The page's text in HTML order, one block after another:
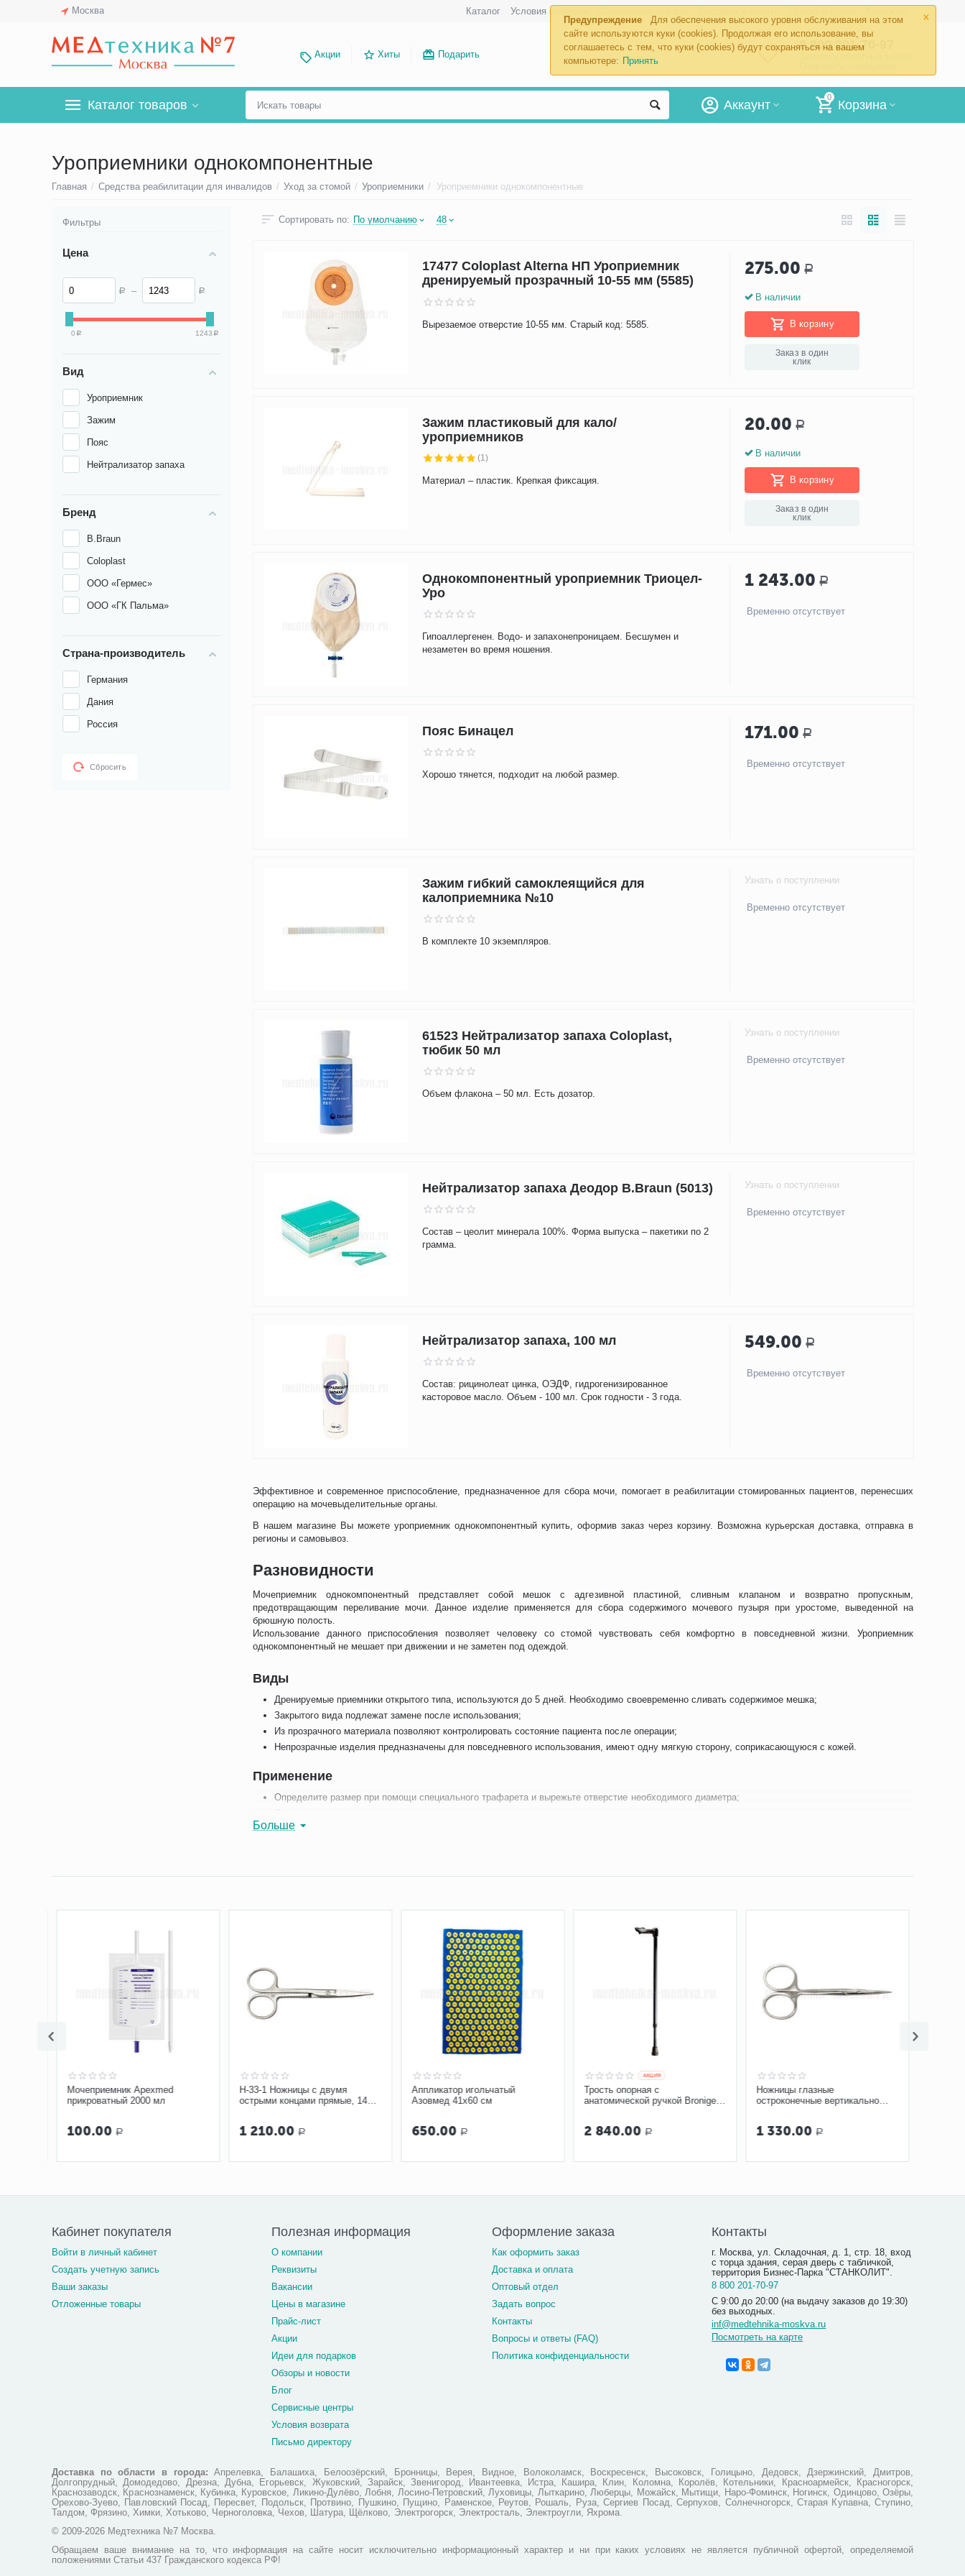
×
Предупреждение
Для обеспечения высокого уровня обслуживания на этом
сайте используются куки (cookies). Продолжая его использование, вы
соглашаетесь с тем, что куки (cookies) будут сохраняться на вашем
компьютере: Принять
Москва Каталог Условия возврата
Акции Хиты Подарить
8 800 201-70-97
Каталог товаров
0
Корзина
Аккаунт
Уроприемники однокомпонентные
Главная / Средства реабилитации для инвалидов / Уход за стомой / Уроприемники / Уроприемники однокомпонентные
Эффективное и современное приспособление, предназначенное для сбора мочи, помогает в реабилитации стомированных пациентов, перенесших
операцию на мочевыделительные органы.
В нашем магазине Вы можете уроприемник однокомпонентный купить, оформив заказ через корзину. Возможна курьерская доставка, отправка в
регионы и самовывоз.
Разновидности
Мочеприемник однокомпонентный представляет собой мешок с адгезивной пластиной, сливным клапаном и возвратно пропускным,
предотвращающим переливание мочи. Данное изделие применяется для сбора содержимого мочевого пузыря при уростоме, выведенной на
брюшную полость.
Использование данного приспособления позволяет человеку со стомой чувствовать себя комфортно в повседневной жизни. Уроприемник
однокомпонентный не мешает при движении и не заметен под одеждой.
Виды
Дренируемые приемники открытого типа, используются до 5 дней. Необходимо своевременно сливать содержимое мешка;
Закрытого вида подлежат замене после использования;
Из прозрачного материала позволяют контролировать состояние пациента после операции;
Непрозрачные изделия предназначены для повседневного использования, имеют одну мягкую сторону, соприкасающуюся с кожей.
Применение
Определите размер при помощи специального трафарета и вырежьте отверстие необходимого диаметра;
Снимите защитное покрытие с пластины и приклеивайте ее снизу вверх, совместив нижние края отверстия и стомы;
нескольких дней, что позволяет избежать частого отклеивания и травмирования кожи вокруг уростомы.
Больше
Сортировать по: По умолчанию 48
17477 Coloplast Alterna НП Уроприемник
дренируемый прозрачный 10-55 мм (5585)
Вырезаемое отверстие 10-55 мм. Старый код: 5585.
275.00 Р
В наличии
В корзину
Заказ в один
клик
Зажим пластиковый для кало/
уроприемников
(1)
Материал – пластик. Крепкая фиксация.
20.00 Р
В наличии
В корзину
Заказ в один
клик
Однокомпонентный уроприемник Триоцел-
Уро
Гипоаллергенен. Водо- и запахонепроницаем. Бесшумен и
незаметен во время ношения.
1 243.00 Р
Временно отсутствует
Пояс Бинацел
Хорошо тянется, подходит на любой размер.
171.00 Р
Временно отсутствует
Зажим гибкий самоклеящийся для
калоприемника №10
В комплекте 10 экземпляров.
Узнать о поступлении
Временно отсутствует
61523 Нейтрализатор запаха Coloplast,
тюбик 50 мл
Объем флакона – 50 мл. Есть дозатор.
Узнать о поступлении
Временно отсутствует
Нейтрализатор запаха Деодор B.Braun (5013)
Состав – цеолит минерала 100%. Форма выпуска – пакетики по 2
грамма.
Узнать о поступлении
Временно отсутствует
Нейтрализатор запаха, 100 мл
Состав: рицинолеат цинка, ОЭДФ, гидрогенизированное
касторовое масло. Объем - 100 мл. Срок годности - 3 года.
549.00 Р
Временно отсутствует
Фильтры
Цена
Р – Р
0 Р 1243 Р
Вид
Уроприемник
Зажим
Пояс
Нейтрализатор запаха
Бренд
B.Braun
Coloplast
ООО «Гермес»
ООО «ГК Пальма»
Страна-производитель
Германия
Дания
Россия
Сбросить
Мочеприемник Apexmed
прикроватный 2000 мл
100.00 Р
Н-33-1 Ножницы с двумя
острыми концами прямые, 140
1 210.00 Р
Аппликатор игольчатый
Азовмед 41х60 см
650.00 Р
AКЦИЯ
Трость опорная с
анатомической ручкой Bronigen
2 840.00 Р
Ножницы глазные
остроконечные вертикально
1 330.00 Р
Кабинет покупателя
Войти в личный кабинет
Создать учетную запись
Ваши заказы
Отложенные товары
Полезная информация
О компании
Реквизиты
Вакансии
Цены в магазине
Прайс-лист
Акции
Идеи для подарков
Обзоры и новости
Блог
Сервисные центры
Условия возврата
Письмо директору
Оформление заказа
Как оформить заказ
Доставка и оплата
Оптовый отдел
Задать вопрос
Контакты
Вопросы и ответы (FAQ)
Политика конфиденциальности
Контакты
г. Москва, ул. Складочная, д. 1, стр. 18, вход
с торца здания, серая дверь с табличкой,
территория Бизнес-Парка "СТАНКОЛИТ".
8 800 201-70-97
С 9:00 до 20:00 (на выдачу заказов до 19:30)
без выходных.
inf@medtehnika-moskva.ru
Посмотреть на карте
Доставка по области в города: Апрелевка, Балашиха, Белоозёрский, Бронницы, Верея, Видное, Волоколамск, Воскресенск, Высоковск, Голицыно, Дедовск, Дзержинский, Дмитров,
Долгопрудный, Домодедово, Дрезна, Дубна, Егорьевск, Жуковский, Зарайск, Звенигород, Ивантеевка, Истра, Кашира, Клин, Коломна, Королёв, Котельники, Красноармейск, Красногорск,
Краснозаводск, Краснознаменск, Кубинка, Куровское, Ликино-Дулёво, Лобня, Лосино-Петровский, Луховицы, Лыткарино, Люберцы, Можайск, Мытищи, Наро-Фоминск, Ногинск, Одинцово, Озёры,
Орехово-Зуево, Павловский Посад, Пересвет, Подольск, Протвино, Пушкино, Пущино, Раменское, Реутов, Рошаль, Руза, Сергиев Посад, Серпухов, Солнечногорск, Старая Купавна, Ступино,
Талдом, Фрязино, Химки, Хотьково, Черноголовка, Чехов, Шатура, Щёлково, Электрогорск, Электросталь, Электроугли, Яхрома.
© 2009-2026 Медтехника №7 Москва.
Обращаем ваше внимание на то, что информация на сайте носит исключительно информационный характер и ни при каких условиях не является публичной офертой, определяемой
положениями Статьи 437 Гражданского кодекса РФ!